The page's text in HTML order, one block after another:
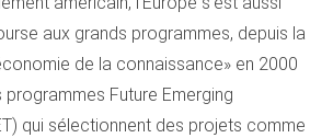
aux grands programmes, depuis la
de la connaissance» en 2000
programmes Future Emerging
qui sélectionnent des projets comme